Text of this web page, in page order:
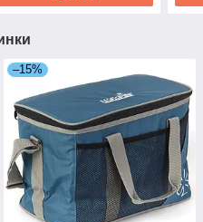
–15%